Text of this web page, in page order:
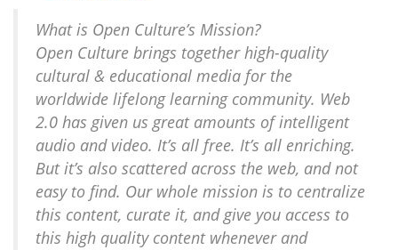
What is Open Culture’s Mission?
Open Culture brings together high-quality
cultural & educational media for the
worldwide lifelong learning community. Web
2.0 has given us great amounts of intelligent
audio and video. It’s all free. It’s all enriching.
But it’s also scattered across the web, and not
easy to find. Our whole mission is to centralize
this content, curate it, and give you access to
this high quality content whenever and